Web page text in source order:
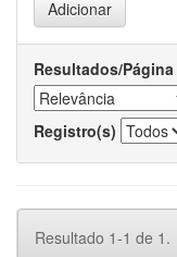
Resultados/Página
Registro(s)
Resultado 1-1 de 1.